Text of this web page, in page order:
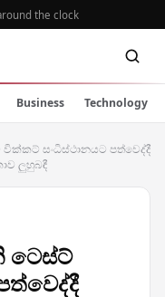
the clock
Business Technology
වික්කට් සංධිස්ථානයට පත්වෙද්දී
ලුහුබඳී
ටෙස්ට්